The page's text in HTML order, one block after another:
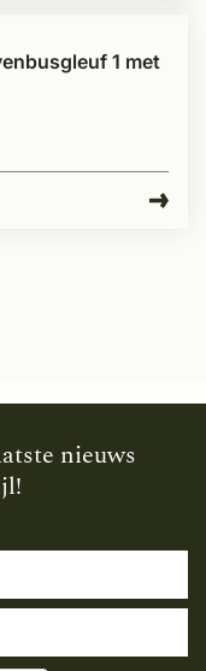
1 met
nieuws